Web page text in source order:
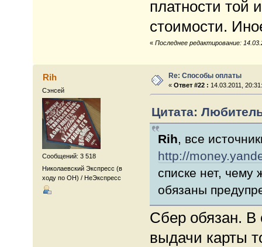
платности той
стоимости.
« Последнее редактирование:
Rih
Сэнсей
Сообщений: 3 518
Николаевский Экспресс (в
ходу по ОН) / НеЭкспресс
Re: Способы оплаты
«Ответ #22 : 14.03.2011,
Цитата:
Rih, все
http://
списке нет, чему
обязаны
Сбер обязан. В
выдачи карты